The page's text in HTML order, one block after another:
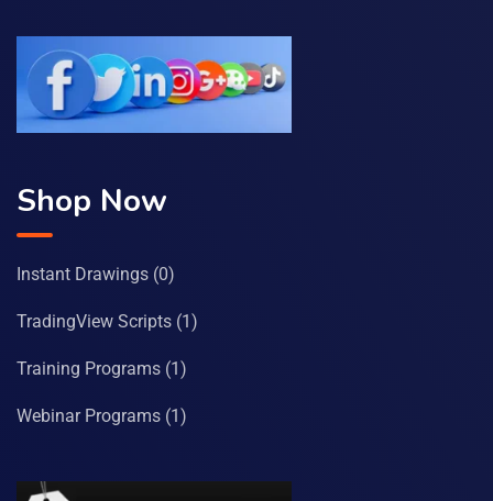
Shop Now
Instant Drawings (0)
TradingView Scripts (1)
Training Programs (1)
Webinar Programs (1)